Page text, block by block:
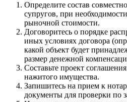
Определите состав
супругов, при
рыночной стоимости.
Договоритесь о порядке
иных условиях договора
какой объект будет
размер денежной
Составьте проект
нажитого имущества.
Запишитесь на прием к
документы для проверки по